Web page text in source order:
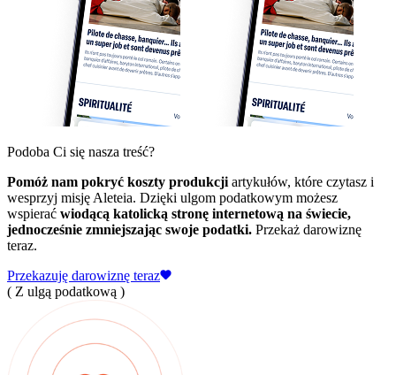
Podoba Ci się nasza treść?
Pomóż nam pokryć koszty produkcji artykułów, które czytasz i
wesprzyj misję Aleteia. Dzięki ulgom podatkowym możesz
wspierać wiodącą katolicką stronę internetową na świecie,
jednocześnie zmniejszając swoje podatki. Przekaż darowiznę
teraz.
Przekazuję darowiznę teraz
( Z ulgą podatkową )